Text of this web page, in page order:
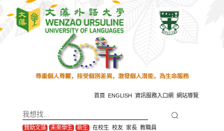
主
首頁 ENGLISH 資訊服務入口網 網站導覽
贊助文藻 未來學生 新生 在校生 校友 家長 教職員